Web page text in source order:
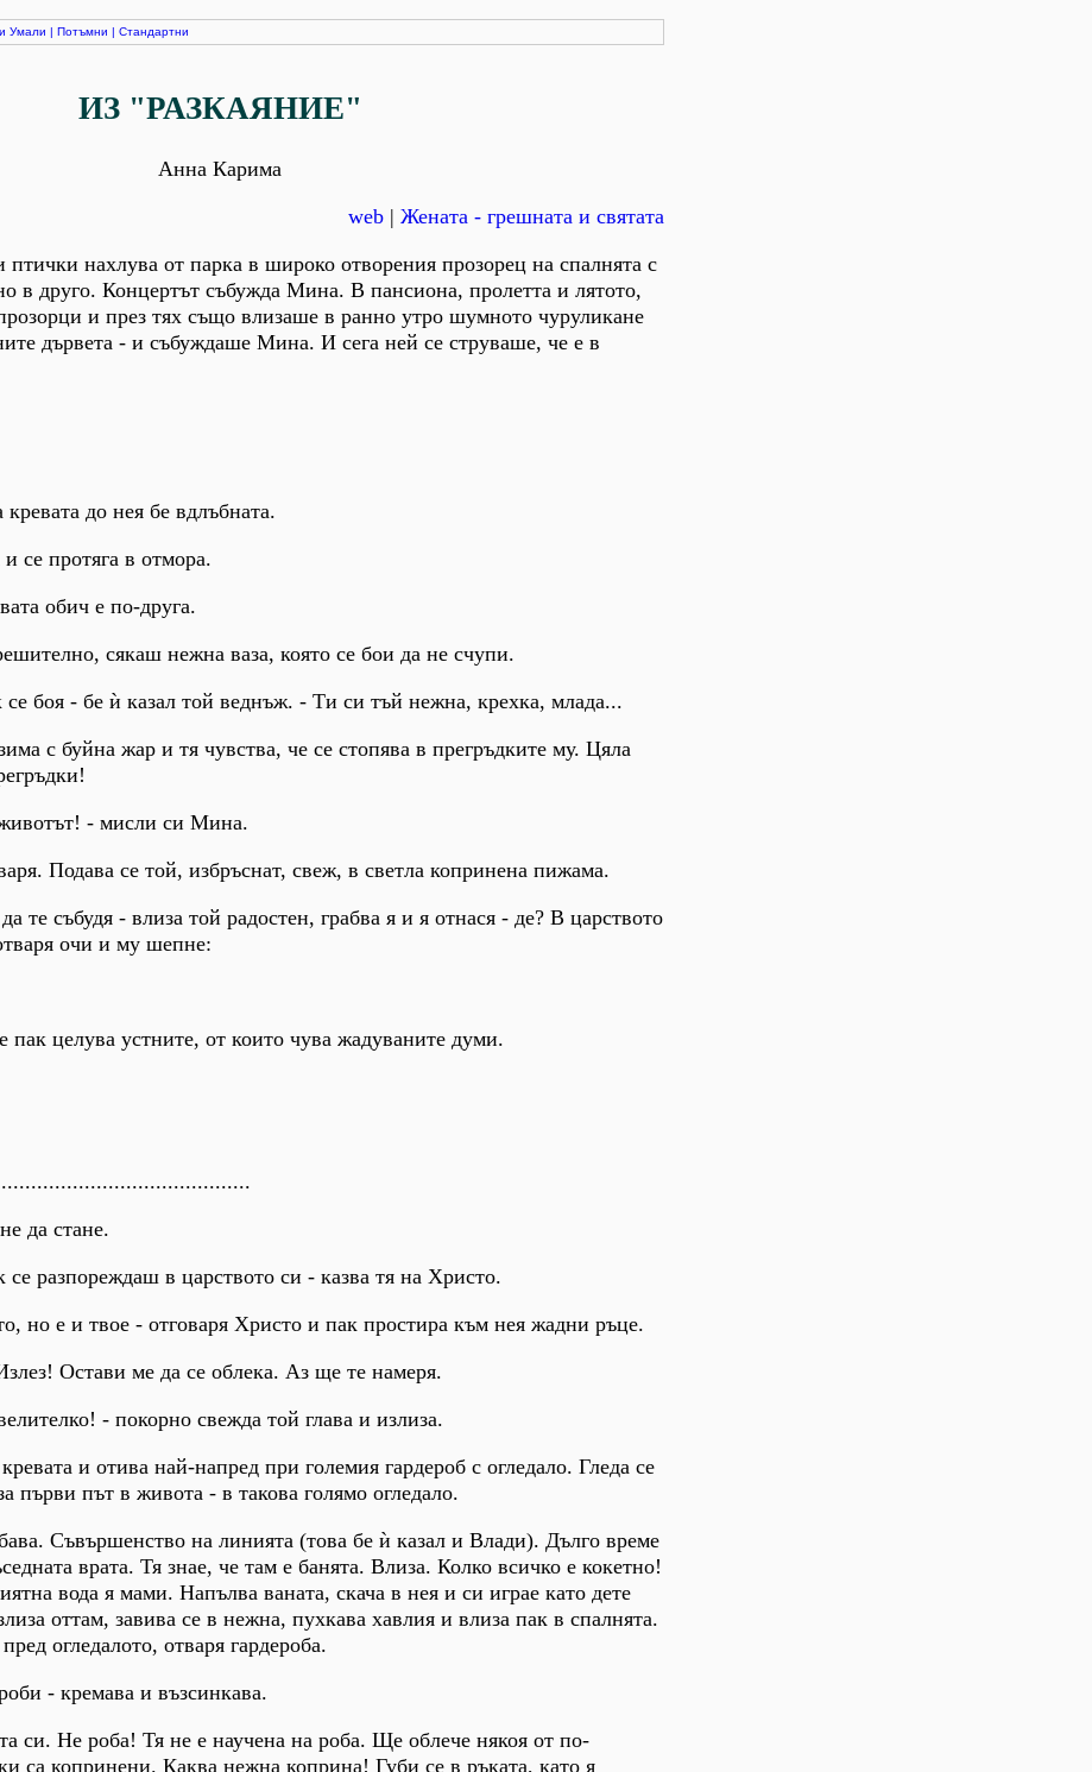
Умали | Потъмни | Стандартни
ИЗ "РАЗКАЯНИЕ"
Анна Карима
web | Жената - грешната и святата
нахлува от парка в широко отворения прозорец на спалнята с
в друго. Концертът събужда Мина. В пансиона, пролетта и лятото,
и през тях също влизаше в ранно утро шумното чуруликане
дървета - и събуждаше Мина. И сега ней се струваше, че е в
до нея бе вдлъбната.
протяга в отмора.
обич е по-друга.
сякаш нежна ваза, която се бои да не счупи.
се боя - бе ѝ казал той веднъж. - Ти си тъй нежна, крехка, млада...
с буйна жар и тя чувства, че се стопява в прегръдките му. Цяла
- мисли си Мина.
Подава се той, избръснат, свеж, в светла копринена пижама.
те събудя - влиза той радостен, грабва я и я отнася - де? В царството
очи и му шепне:
пак целува устните, от които чува жадуваните думи.
да стане.
разпореждаш в царството си - казва тя на Христо.
но е и твое - отговаря Христо и пак простира към нея жадни ръце.
Остави ме да се облека. Аз ще те намеря.
- покорно свежда той глава и излиза.
и отива най-напред при големия гардероб с огледало. Гледа се
първи път в живота - в такова голямо огледало.
Съвършенство на линията (това бе ѝ казал и Влади). Дълго време
врата. Тя знае, че там е банята. Влиза. Колко всичко е кокетно!
вода я мами. Напълва ваната, скача в нея и си играе като дете
оттам, завива се в нежна, пухкава хавлия и влиза пак в спалнята.
огледалото, отваря гардероба.
- кремава и възсинкава.
си. Не роба! Тя не е научена на роба. Ще облече някоя от по-
са копринени. Каква нежна коприна! Губи се в ръката, като я